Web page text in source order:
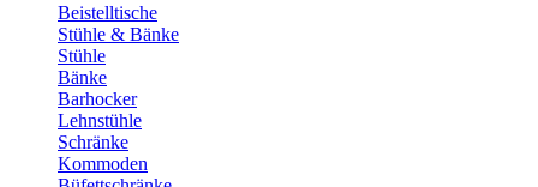
Beistelltische
Stühle & Bänke
Stühle
Bänke
Barhocker
Lehnstühle
Schränke
Kommoden